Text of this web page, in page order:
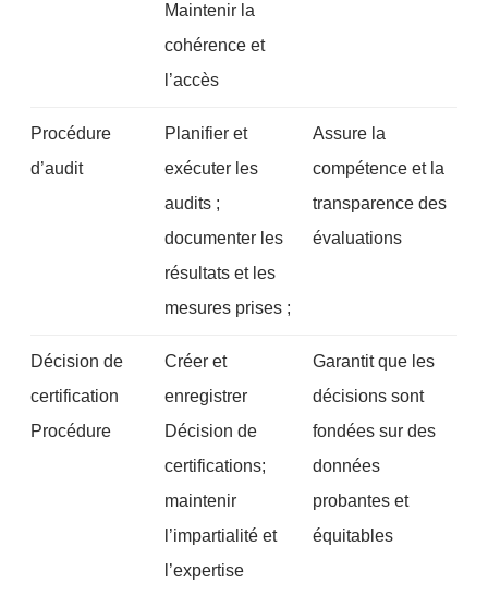
Maintenir la
cohérence et
l’accès
Procédure
d’audit
Planifier et
exécuter les
audits ;
documenter les
résultats et les
mesures prises ;
Assure la
compétence et la
transparence des
évaluations
Décision de
certification
Procédure
Créer et
enregistrer
Décision de
certifications;
maintenir
l’impartialité et
l’expertise
Garantit que les
décisions sont
fondées sur des
données
probantes et
équitables